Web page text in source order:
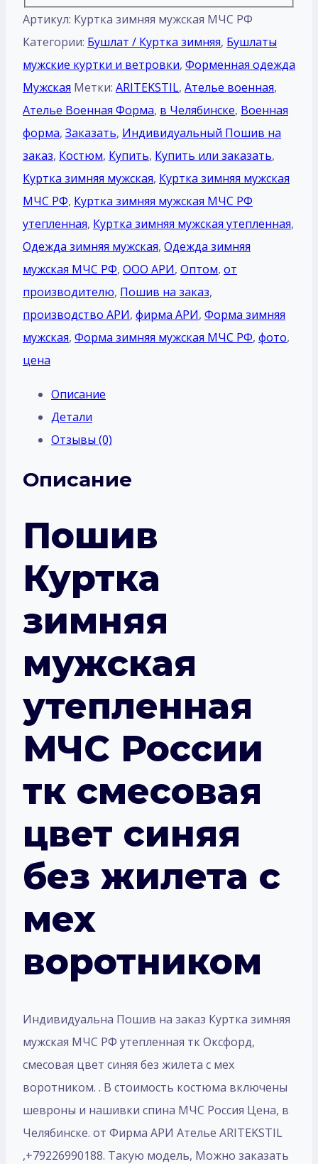
Артикул: Куртка зимняя мужская МЧС РФ
Категории: Бушлат / Куртка зимняя, Бушлаты
мужские куртки и ветровки, Форменная одежда
Мужская Метки: ARITEKSTIL, Ателье военная,
Ателье Военная Форма, в Челябинске, Военная
форма, Заказать, Индивидуальный Пошив на
заказ, Костюм, Купить, Купить или заказать,
Куртка зимняя мужская, Куртка зимняя мужская
МЧС РФ, Куртка зимняя мужская МЧС РФ
утепленная, Куртка зимняя мужская утепленная,
Одежда зимняя мужская, Одежда зимняя
мужская МЧС РФ, ООО АРИ, Оптом, от
производителю, Пошив на заказ,
производство АРИ, фирма АРИ, Форма зимняя
мужская, Форма зимняя мужская МЧС РФ, фото,
цена
Описание
Детали
Отзывы (0)
Описание
Пошив
Куртка
зимняя
мужская
утепленная
МЧС России
тк смесовая
цвет синяя
без жилета с
мех
воротником
Индивидуальна Пошив на заказ Куртка зимняя
мужская МЧС РФ утепленная тк Оксфорд,
смесовая цвет синяя без жилета с мех
воротником. . В стоимость костюма включены
шевроны и нашивки спина МЧС Россия Цена, в
Челябинске. от Фирма АРИ Ателье ARITEKSTIL
,+79226990188. Такую модель, Mожно заказать